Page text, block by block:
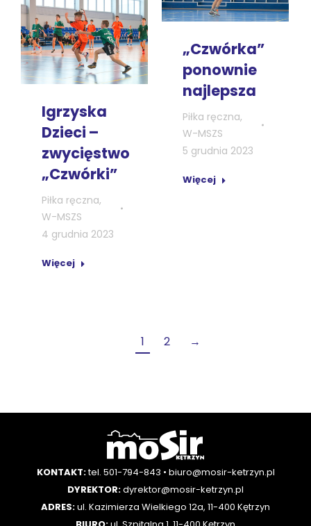
„Czwórka”
ponownie
najlepsza
Piłka ręczna,
W-MSZS
5 grudnia 2023
Więcej
Igrzyska
Dzieci –
zwycięstwo
„Czwórki”
Piłka ręczna,
W-MSZS
4 grudnia 2023
Więcej
1 2 →
KONTAKT:tel. 501-794-843 • biuro@mosir-ketrzyn.pl
DYREKTOR:dyrektor@mosir-ketrzyn.pl
ADRES:ul. Kazimierza Wielkiego 12a, 11-400 Kętrzyn